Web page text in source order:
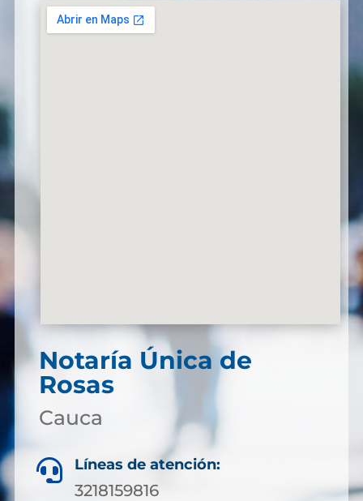
Notaría Única de
Rosas
Cauca
 Líneas de atención:
3218159816